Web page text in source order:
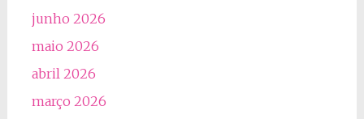
junho 2026
maio 2026
abril 2026
março 2026